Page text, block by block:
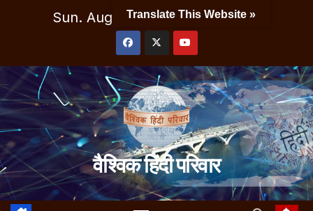
Sun. Aug 9th, 2026 9:38:42 AM
वैश्विक हिंदी परिवार
Translate This Website »